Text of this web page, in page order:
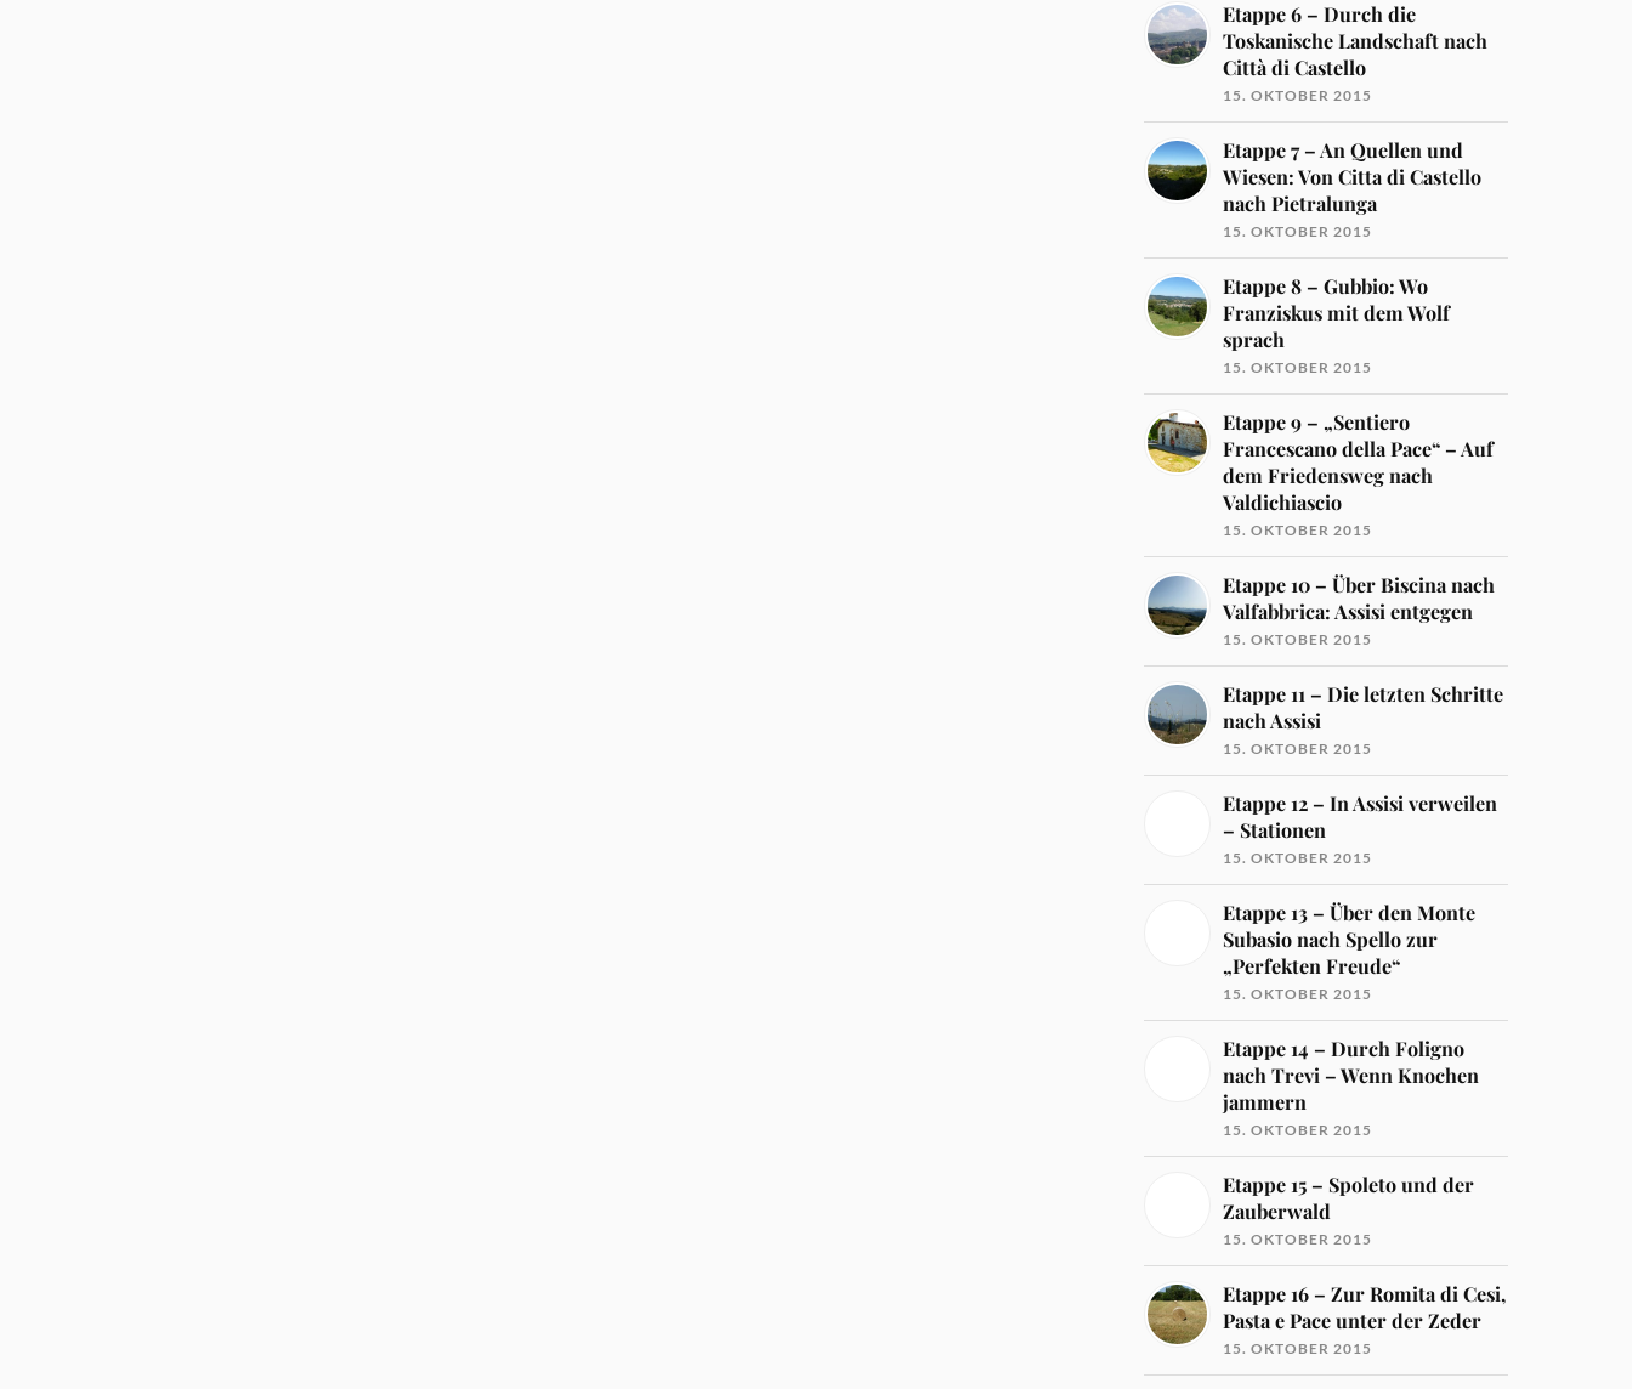
Etappe 6 – Durch die
Toskanische Landschaft nach
Città di Castello
15. OKTOBER 2015
Etappe 7 – An Quellen und
Wiesen: Von Citta di Castello
nach Pietralunga
15. OKTOBER 2015
Etappe 8 – Gubbio: Wo
Franziskus mit dem Wolf
sprach
15. OKTOBER 2015
Etappe 9 – „Sentiero
Francescano della Pace“ – Auf
dem Friedensweg nach
Valdichiascio
15. OKTOBER 2015
Etappe 10 – Über Biscina nach
Valfabbrica: Assisi entgegen
15. OKTOBER 2015
Etappe 11 – Die letzten Schritte
nach Assisi
15. OKTOBER 2015
Etappe 12 – In Assisi verweilen
– Stationen
15. OKTOBER 2015
Etappe 13 – Über den Monte
Subasio nach Spello zur
„Perfekten Freude“
15. OKTOBER 2015
Etappe 14 – Durch Foligno
nach Trevi – Wenn Knochen
jammern
15. OKTOBER 2015
Etappe 15 – Spoleto und der
Zauberwald
15. OKTOBER 2015
Etappe 16 – Zur Romita di Cesi,
Pasta e Pace unter der Zeder
15. OKTOBER 2015